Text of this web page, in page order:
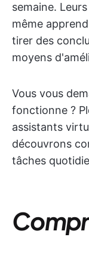
semaine.
même
tirer des
moyens
Vous vous
fonctionne ?
assistants
découvrons
tâches